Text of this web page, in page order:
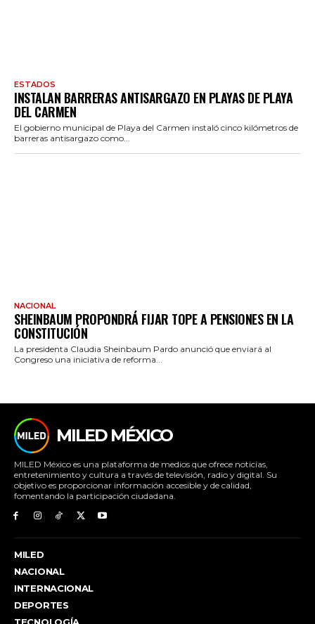
ESTADOS
INSTALAN BARRERAS ANTISARGAZO EN PLAYAS DE PLAYA
DEL CARMEN
El gobierno municipal de Playa del Carmen instaló cinco kilómetros de
barreras antisargazo como...
NACIONAL
SHEINBAUM PROPONDRÁ FIJAR TOPE A PENSIONES EN LA
CONSTITUCIÓN
La presidenta Claudia Sheinbaum Pardo anunció que enviará al
Congreso una iniciativa de reforma...
MILED MÉXICO
MILED México es una plataforma de medios que ofrece noticias,
entretenimiento y cultura a través de televisión, radio y digital. Su
objetivo es proporcionar información accesible y de calidad,
fomentando la participación ciudadana.
MILED
NACIONAL
INTERNACIONAL
DEPORTES
TECNOLOGÍA